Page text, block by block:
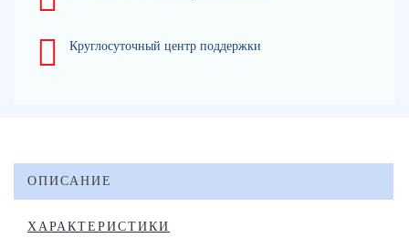
Круглосуточный центр поддержки
ОПИСАНИЕ
ХАРАКТЕРИСТИКИ